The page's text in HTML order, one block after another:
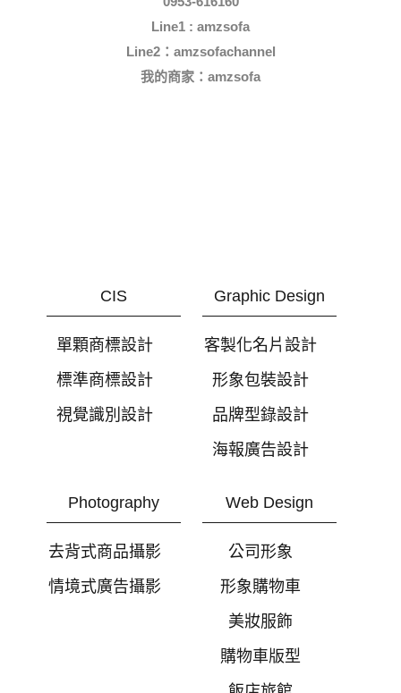
Line1 : amzsofa
Line2：amzsofachannel
我的商家： amzsofa
CIS
單顆商標設計
標準商標設計
視覺識別設計
Graphic Design
客製化名片設計
形象包裝設計
品牌型錄設計
海報廣告設計
Photography
去背式商品攝影
情境式廣告攝影
Web Design
公司形象
形象購物車
美妝服飾
購物車版型